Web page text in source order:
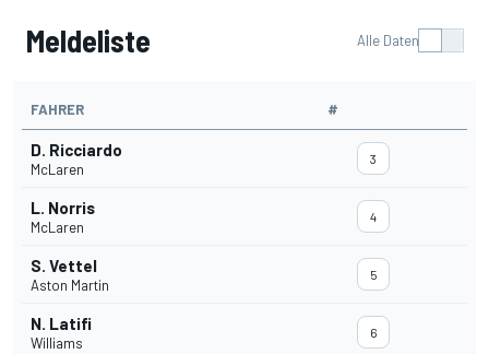
Meldeliste Alle Daten
FAHRER #
D. Ricciardo
McLaren
3
L. Norris
McLaren
4
S. Vettel
Aston Martin
5
N. Latifi
Williams
6